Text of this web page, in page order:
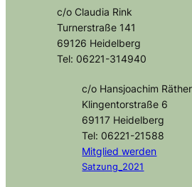
c/o Claudia Rink
Turnerstraße 141
69126 Heidelberg
Tel: 06221-314940
c/o Hansjoachim Räther
Klingentorstraße 6
69117 Heidelberg
Tel: 06221-21588
Mitgliedwerden
Satzung_2021